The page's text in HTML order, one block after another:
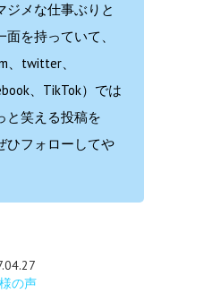
ジメな仕事ぶりと
を持っていて、
、twitter、
、TikTok）では
と笑える投稿を
ひフォローしてや
の声